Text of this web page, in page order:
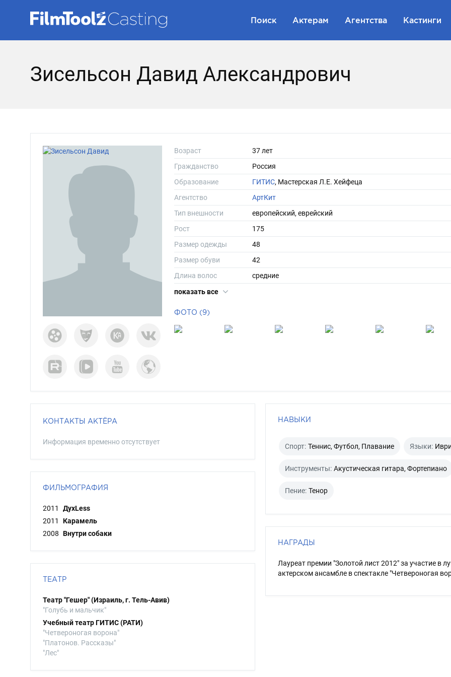
Поиск Актерам Агентства Кастинги
Зисельсон Давид Александрович
Возраст
37 лет
Гражданство
Россия
Образование
ГИТИС, Мастерская Л.Е. Хейфеца
Агентство
АртКит
Тип внешности
европейский, еврейский
Рост
175
Размер одежды
48
Размер обуви
42
Длина волос
средние
Цвет волос
показать все
ФОТО (9)
КОНТАКТЫ АКТЁРА
Информация временно отсутствует
ФИЛЬМОГРАФИЯ
2011
ДухLess
2011
Карамель
2008 Внутри собаки
ТЕАТР
Театр "Гешер" (Израиль, г. Тель-Авив)
"Голубь и мальчик"
Учебный театр ГИТИС (РАТИ)
"Четвероногая ворона"
"Платонов. Рассказы"
"Лес"
НАВЫКИ
Спорт: Теннис, Футбол, Плавание Языки:
Инструменты: Акустическая гитара, Фортепиано
Пение: Тенор
НАГРАДЫ
Лауреат премии "Золотой лист 2012" за участие в
актерском ансамбле в спектакле "Четвероногая